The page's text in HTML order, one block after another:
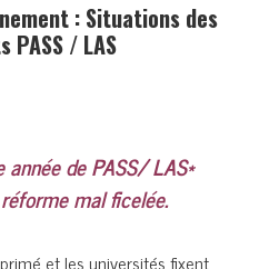
: Situations des
PASS / LAS
de PASS/ LAS*
mal ficelée.
et les universités fixent